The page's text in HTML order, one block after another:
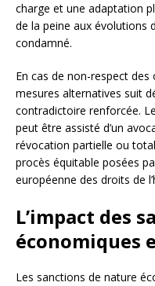
charge et une adaptation
de la peine aux évolutions
condamné.
En cas de non-respect
mesures alternatives suit
contradictoire renforcée.
peut être assisté d’un
révocation partielle ou
procès équitable posées
européenne des droits de
L’impact des
économiques
Les sanctions de nature